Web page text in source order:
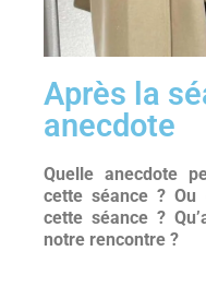
Après la
anecdote
Quelle anecdote
cette séance ? Ou
cette séance ?
notre rencontre ?